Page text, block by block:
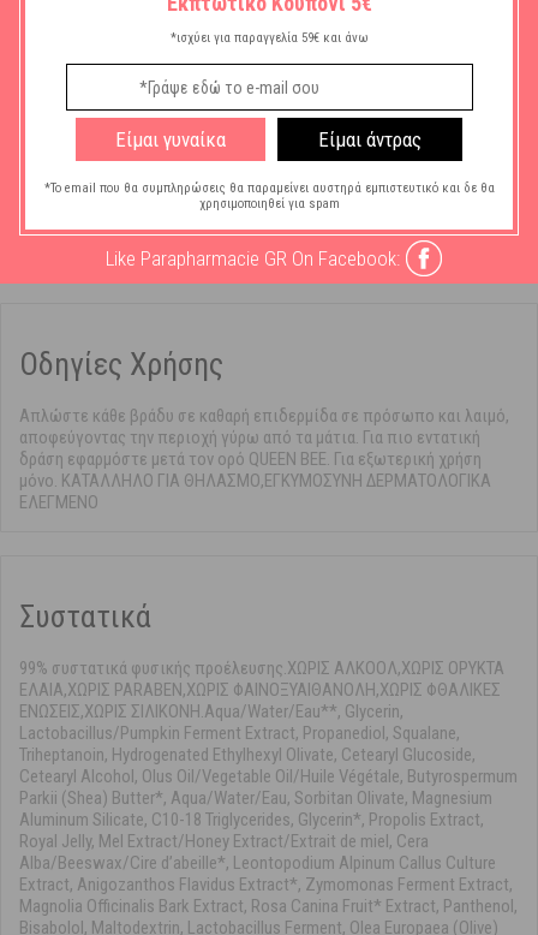
Αντιγήρανση -
Σύσφιγξη
Τύπος Καλλυντικού
Προσώπου:
Κρέμα Νυκτός
Ποσότητα σε ml: 50ml
Οδηγίες Χρήσης
Απλώστε κάθε βράδυ σε καθαρή επιδερμίδα σε πρόσωπο και λαιμό,
αποφεύγοντας την περιοχή γύρω από τα μάτια. Για πιο εντατική
δράση εφαρμόστε μετά τον ορό QUEEN BEE. Για εξωτερική χρήση
μόνο. ΚΑΤΑΛΛΗΛΟ ΓΙΑ ΘΗΛΑΣΜΟ,ΕΓΚΥΜΟΣΥΝΗ ΔΕΡΜΑΤΟΛΟΓΙΚΑ
ΕΛΕΓΜΕΝΟ
Συστατικά
99% συστατικά φυσικής προέλευσης.ΧΩΡΙΣ ΑΛΚΟΟΛ,ΧΩΡΙΣ ΟΡΥΚΤΑ
ΕΛΑΙΑ,ΧΩΡΙΣ PARABEN,ΧΩΡΙΣ ΦΑΙΝΟΞΥΑΙΘΑΝΟΛΗ,ΧΩΡΙΣ ΦΘΑΛΙΚΕΣ
ΕΝΩΣΕΙΣ,ΧΩΡΙΣ ΣΙΛΙΚΟΝΗ.Aqua/Water/Eau**, Glycerin,
Lactobacillus/Pumpkin Ferment Extract, Propanediol, Squalane,
Triheptanoin, Hydrogenated Ethylhexyl Olivate, Cetearyl Glucoside,
Cetearyl Alcohol, Olus Oil/Vegetable Oil/Huile Végétale, Butyrospermum
Parkii (Shea) Butter*, Aqua/Water/Eau, Sorbitan Olivate, Magnesium
Aluminum Silicate, C10-18 Triglycerides, Glycerin*, Propolis Extract,
Royal Jelly, Mel Extract/Honey Extract/Extrait de miel, Cera
Alba/Beeswax/Cire d’abeille*, Leontopodium Alpinum Callus Culture
Extract, Anigozanthos Flavidus Extract*, Zymomonas Ferment Extract,
Magnolia Officinalis Bark Extract, Rosa Canina Fruit* Extract, Panthenol,
Bisabolol, Maltodextrin, Lactobacillus Ferment, Olea Europaea (Olive)
*ισχύει για παραγγελία 59€ και άνω
Είμαι γυναίκα Είμαι άντρας
*Το email που θα συμπληρώσεις θα παραμείνει αυστηρά εμπιστευτικό και δε θα
χρησιμοποιηθεί για spam
Like Parapharmacie GR On Facebook: